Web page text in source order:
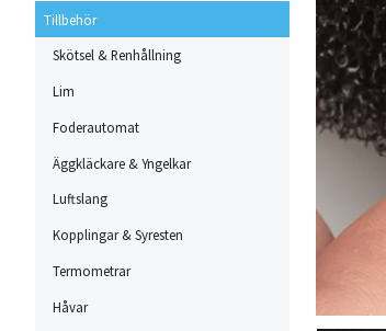
Tillbehör
Skötsel & Renhållning
Lim
Foderautomat
Äggkläckare & Yngelkar
Luftslang
Kopplingar & Syresten
Termometrar
Håvar